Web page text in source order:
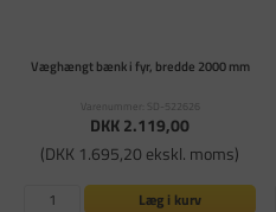
Væghængt bænk i fyr, bredde 2000 mm
Varenummer: SD-522626
DKK 2.119,00
(DKK 1.695,20 ekskl. moms)
Læg i kurv